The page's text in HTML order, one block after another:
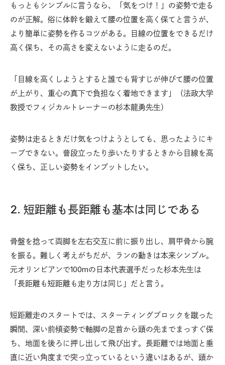
もっともシンプルに言うなら、「気をつけ！」の姿勢で走る
のが正解。俗に体幹を鍛えて腰の位置を高く保てと言うが、
より簡単に姿勢を作るコツがある。目線の位置をできるだけ
高く保ち、その高さを変えないように走るのだ。
「目線を高くしようとすると誰でも背すじが伸びて腰の位置
が上がり、重心の真下で負担なく着地できます」（法政大学
教授でフィジカルトレーナーの杉本龍勇先生）
姿勢は走るときだけ気をつけようとしても、思ったようにキ
ープできない。普段立ったり歩いたりするときから目線を高
く保ち、正しい姿勢をインプットしたい。
2. 短距離も長距離も基本は同じである
骨盤を捻って両脚を左右交互に前に振り出し、肩甲骨から腕
を振る。難しく考えがちだが、ランの動きは本来シンプル。
元オリンピアンで100mの日本代表選手だった杉本先生は
「長距離も短距離も走り方は同じ」だと言う。
短距離走のスタートでは、スターティングブロックを蹴った
瞬間、深い前傾姿勢で軸脚の足首から頭の先までまっすぐ保
ち、地面を後ろに押し出して飛び出す。長距離では地面と垂
直に近い角度まで突っ立っているという違いはあるが、頭か